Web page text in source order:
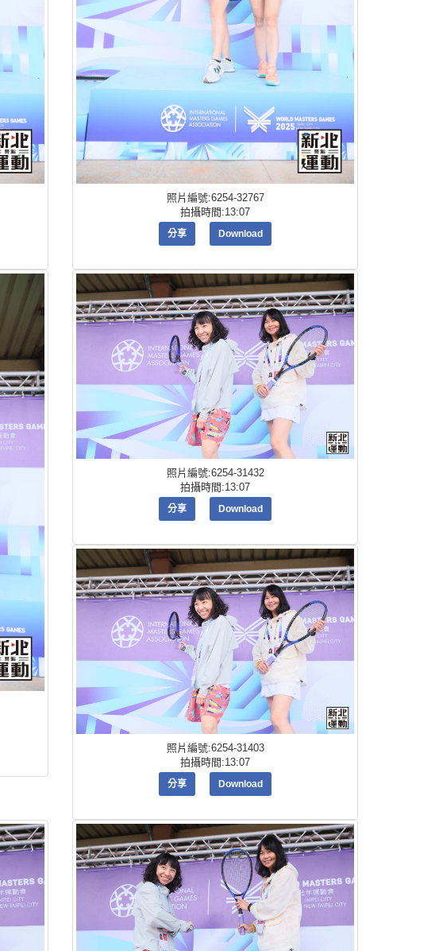
照片編號:6254-32767
拍攝時間:13:07
分享 Download
照片編號:6254-31432
拍攝時間:13:07
分享 Download
照片編號:6254-31403
拍攝時間:13:07
分享 Download